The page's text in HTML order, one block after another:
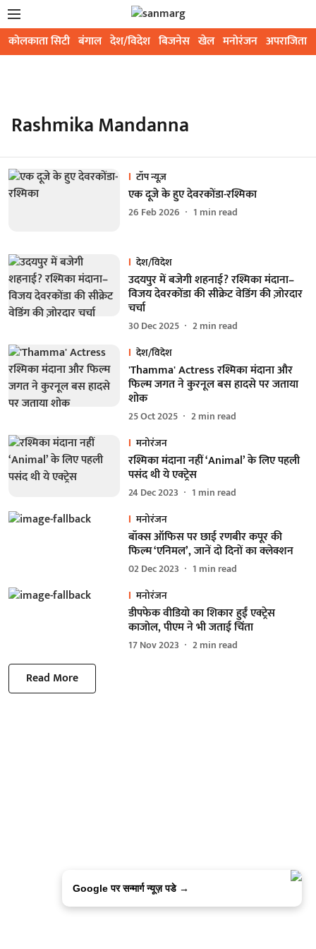
कोलकाता सिटी बंगाल देश/विदेश बिजनेस खेल मनोरंजन अपराजिता
Rashmika Mandanna
टॉप न्यूज़
एक दूजे के हुए देवरकोंडा-रश्मिका
26 Feb 2026 1 min read
देश/विदेश
उदयपुर में बजेगी शहनाई? रश्मिका मंदाना–
विजय देवरकोंडा की सीक्रेट वेडिंग की ज़ोरदार
चर्चा
30 Dec 2025 2min read
देश/विदेश
'Thamma' Actress रश्मिका मंदाना और
फिल्म जगत ने कुरनूल बस हादसे पर जताया
शोक
25 Oct 2025 2min read
मनोरंजन
रश्मिका मंदाना नहीं ‘Animal’ के लिए पहली
पसंद थी ये एक्ट्रेस
24 Dec 2023 1 min read
मनोरंजन
बॉक्स ऑफिस पर छाई रणबीर कपूर की
फिल्म ‘एनिमल’, जानें दो दिनों का क्लेक्शन
02 Dec 2023 1 min read
मनोरंजन
डीपफेक वीडियो का शिकार हुईं एक्ट्रेस
काजोल, पीएम ने भी जताई चिंता
17 Nov 2023 2min read
Read More
Google पर सन्मार्ग न्यूज़ पडे →